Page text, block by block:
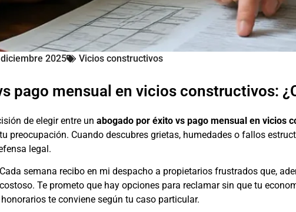
2025 Vicios constructivos
pago mensual en vicios constructivos:
de elegir entre un abogado por éxito vs pago mensual en vicios
preocupación. Cuando descubres grietas, humedades o fallos
legal.
semana recibo en mi despacho a propietarios frustrados que,
Te prometo que hay opciones para reclamar sin que tu
te conviene según tu caso particular.